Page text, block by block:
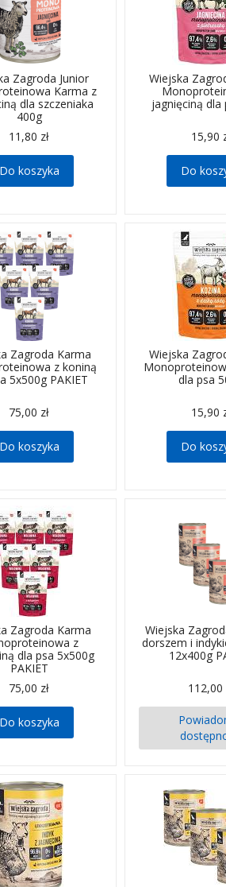
Zagroda Junior
Karma z
dla szczeniaka
400g
11,80 zł
Do koszyka
Wiejska
jagnięciną dla
15,90
Do
Zagroda Karma
z koniną
5x500g PAKIET
75,00 zł
Do koszyka
Wiejska
dla psa
15,90
Do
Zagroda Karma
z
dla psa 5x500g
PAKIET
75,00 zł
Do koszyka
Wiejska
dorszem i
12x400g
112,00